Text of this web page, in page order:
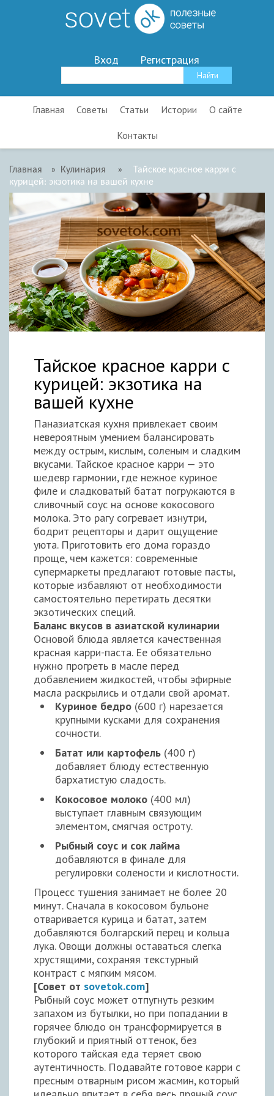
Вход Регистрация
Главная Советы Статьи Истории О сайте
Контакты
Главная » Кулинария »
Тайское красное карри с
курицей: экзотика на вашей кухне
Тайское красное карри с
курицей: экзотика на
вашей кухне
Паназиатская кухня привлекает своим
невероятным умением балансировать
между острым, кислым, соленым и сладким
вкусами. Тайское красное карри — это
шедевр гармонии, где нежное куриное
филе и сладковатый батат погружаются в
сливочный соус на основе кокосового
молока. Это рагу согревает изнутри,
бодрит рецепторы и дарит ощущение
уюта. Приготовить его дома гораздо
проще, чем кажется: современные
супермаркеты предлагают готовые пасты,
которые избавляют от необходимости
самостоятельно перетирать десятки
экзотических специй.
Баланс вкусов в азиатской кулинарии
Основой блюда является качественная
красная карри-паста. Ее обязательно
нужно прогреть в масле перед
добавлением жидкостей, чтобы эфирные
масла раскрылись и отдали свой аромат.
Куриное бедро (600 г) нарезается
крупными кусками для сохранения
сочности.
Батат или картофель (400 г)
добавляет блюду естественную
бархатистую сладость.
Кокосовое молоко (400 мл)
выступает главным связующим
элементом, смягчая остроту.
Рыбный соус и сок лайма
добавляются в финале для
регулировки солености и кислотности.
Процесс тушения занимает не более 20
минут. Сначала в кокосовом бульоне
отваривается курица и батат, затем
добавляются болгарский перец и кольца
лука. Овощи должны оставаться слегка
хрустящими, сохраняя текстурный
контраст с мягким мясом.
[Совет от sovetok.com]
Рыбный соус может отпугнуть резким
запахом из бутылки, но при попадании в
горячее блюдо он трансформируется в
глубокий и приятный оттенок, без
которого тайская еда теряет свою
аутентичность. Подавайте готовое карри с
пресным отварным рисом жасмин, который